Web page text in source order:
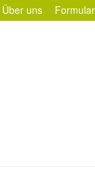
Über uns